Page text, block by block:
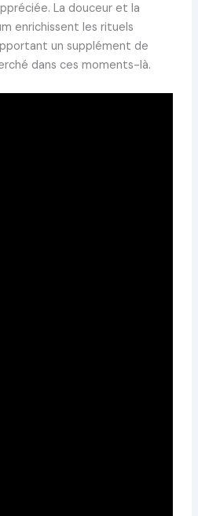
La douceur et la
enrichissent les rituels
un supplément de
dans ces moments-là.